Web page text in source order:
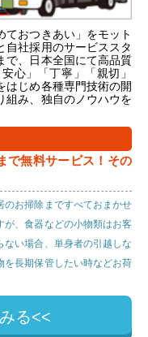
ておつきあい」をモット
自社採用のサービススタ
で、日本全国にて高品質
心」「丁寧」「親切」
はじめ各種専門技術の開
組み、独自のノウハウを
で無料サービス！その
お掃除まですべておまかせ
、食器などの小物類はお客
い場合、単身者の引越しな
長期保管したい時などお荷
る<<